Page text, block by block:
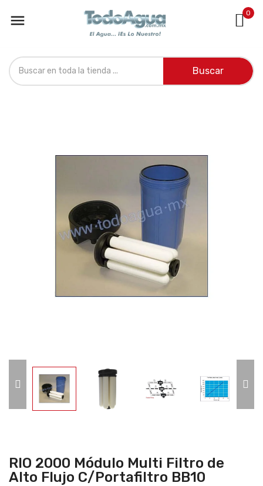
 0
Buscar
RIO 2000 Módulo Multi Filtro de
Alto Flujo C/Portafiltro BB10